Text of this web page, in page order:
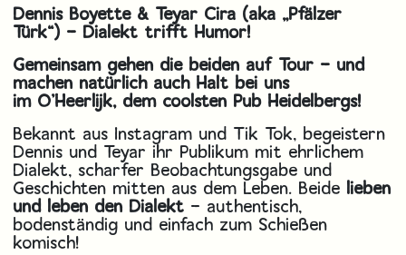
Dennis Boyette & Teyar Cira (aka „Pfälzer
Türk“) – Dialekt trifft Humor!
Gemeinsam gehen die beiden auf Tour – und
machen natürlich auch Halt bei uns
im O’Heerlijk, dem coolsten Pub Heidelbergs!
Bekannt aus Instagram und Tik Tok, begeistern
Dennis und Teyar ihr Publikum mit ehrlichem
Dialekt, scharfer Beobachtungsgabe und
Geschichten mitten aus dem Leben. Beide lieben
und leben den Dialekt – authentisch,
bodenständig und einfach zum Schießen
komisch!